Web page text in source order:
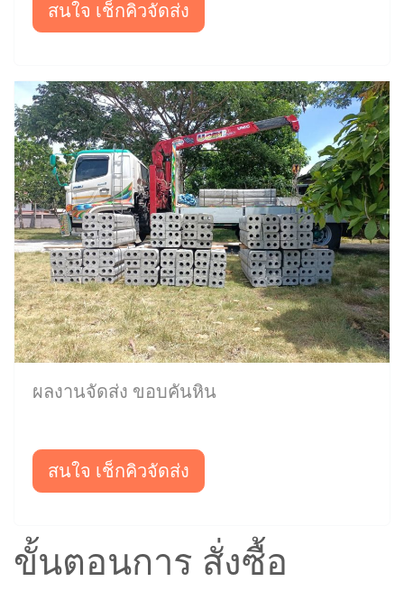
สนใจ เช็กคิวจัดส่ง
ผลงานจัดส่ง ขอบคันหิน
สนใจ เช็กคิวจัดส่ง
ขั้นตอนการ สั่งซื้อ